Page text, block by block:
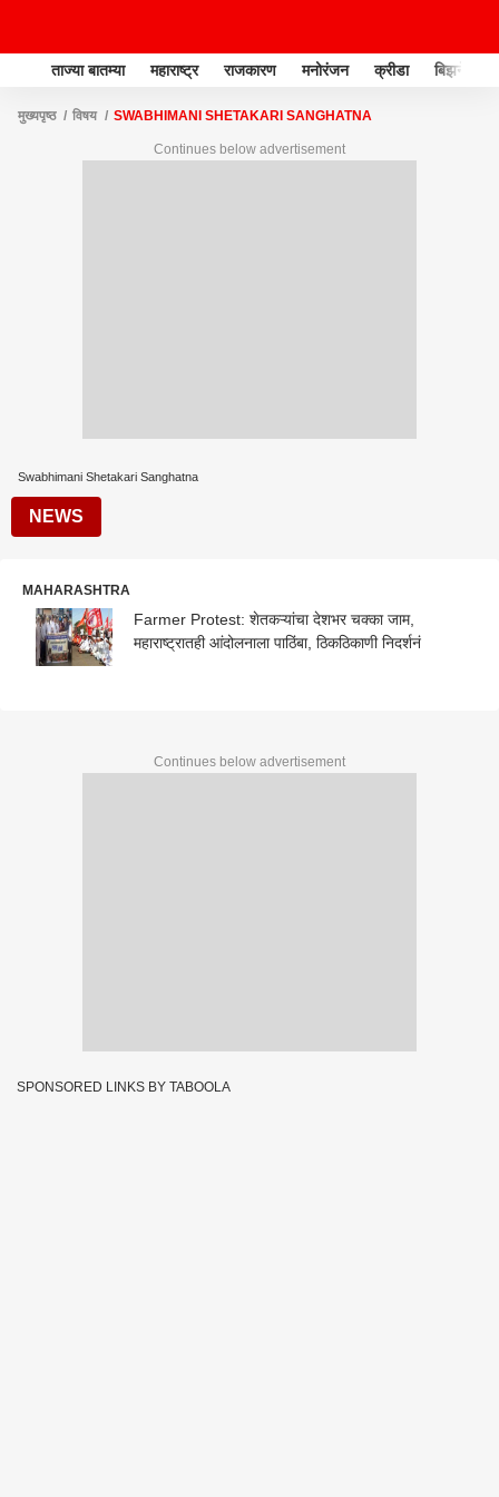
ताज्या बातम्या महाराष्ट्र राजकारण मनोरंजन क्रीडा बिझनेस
मुख्यपृष्ठ विषय SWABHIMANI SHETAKARI SANGHATNA
Continues below advertisement
Swabhimani Shetakari Sanghatna
NEWS
MAHARASHTRA
Farmer Protest: शेतकऱ्यांचा देशभर चक्का जाम,
महाराष्ट्रातही आंदोलनाला पाठिंबा, ठिकठिकाणी निदर्शनं
Continues below advertisement
SPONSORED LINKS BY TABOOLA